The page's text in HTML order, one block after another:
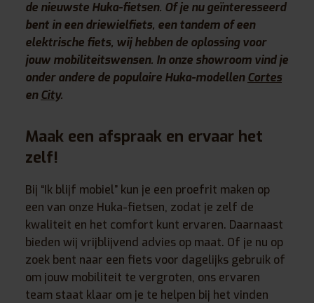
de nieuwste Huka-fietsen. Of je nu geïnteresseerd
bent in een driewielfiets, een tandem of een
elektrische fiets, wij hebben de oplossing voor
jouw mobiliteitswensen. In onze showroom vind je
onder andere de populaire Huka-modellenCortes
enCity.
Maak een afspraak en ervaar het
zelf!
Bij “Ik blijf mobiel” kun je een proefrit maken op
een van onze Huka-fietsen, zodat je zelf de
kwaliteit en het comfort kunt ervaren. Daarnaast
bieden wij vrijblijvend advies op maat. Of je nu op
zoek bent naar een fiets voor dagelijks gebruik of
om jouw mobiliteit te vergroten, ons ervaren
team staat klaar om je te helpen bij het vinden